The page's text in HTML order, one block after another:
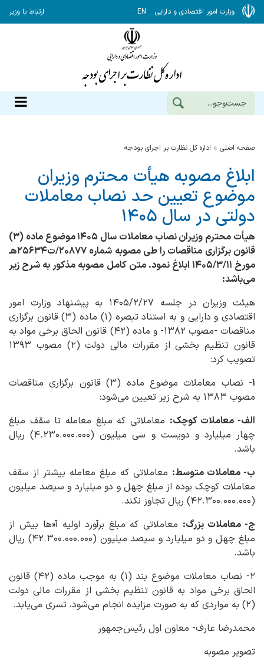
وزارت امور اقتصادی و دارایی EN ارتباط با وزیر
صفحه اصلی اداره كل نظارت بر اجراي بودجه
ابلاغ مصوبه هیأت محترم وزیران
موضوع تعیین حد نصاب معاملات
دولتی در سال ۱۴۰۵
هیأت محترم وزیران نصاب معاملات سال ۱۴۰۵ موضوع ماده (۳)
قانون برگزاری مناقصات را طی مصوبه شماره ۲۰۸۷۷/ت۲۵۶۳۴هـ
مورخ ۱۴۰۵/۳/۱۱ ابلاغ نمود. متن کامل مصوبه مذکور به شرح زیر
می‌باشد:
هیئت وزیران در جلسه ۱۴۰۵/۲/۲۷ به پیشنهاد وزارت امور
اقتصادی و دارایی و به استناد تبصره (۱) ماده (۳)
قانون برگزاری
مناقصات -مصوب ۱۳۸۲- و ماده (۴۲) قانون الحاق برخی مواد به
قانون تنظیم بخشی از مقررات مالی دولت (۲) مصوب ۱۳۹۳
تصویب کرد:
۱-
نصاب معاملات موضوع ماده (۳) قانون برگزاری مناقصات
مصوب ۱۳۸۳ به شرح زیر تعیین می‌شود:
الف- معاملات کوچک: معاملاتی که مبلغ معامله تا سقف مبلغ
چهار میلیارد و دویست و سی میلیون (۴.۲۳۰.۰۰۰.۰۰۰) ریال
باشد.
ب- معاملات متوسط: معاملاتی که مبلغ معامله بیشتر از سقف
معاملات کوچک بوده از مبلغ چهل و دو میلیارد و سیصد میلیون
(۴۲.۳۰۰.۰۰۰.۰۰۰) ریال تجاوز نکند.
ج- معاملات بزرگ: معاملاتی که مبلغ برآورد اولیه آ«ها بیش از
مبلغ چهل و دو میلیارد و سیصد میلیون (۴۲.۳۰۰.۰۰۰.۰۰۰) ریال
باشد.
۲- نصاب معاملات موضوع بند (۱) به موجب ماده (۴۲) قانون
الحاق برخی مواد به قانون تنظیم بخشی از مقررات مالی دولت
(۲) به مواردی که به صورت مزایده انجام می‌شود، تسری می‌یابد.
محمدرضا عارف- معاون اول رئیس‌جمهور
تصویر مصوبه